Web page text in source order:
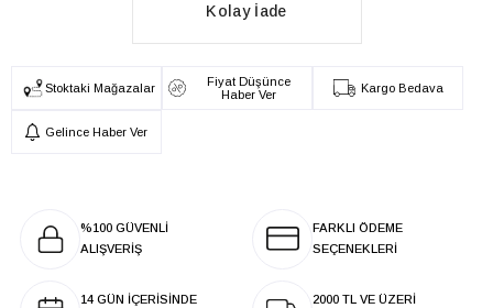
Kolay İade
Stoktaki Mağazalar
Fiyat Düşünce
Haber Ver
Kargo Bedava
Gelince Haber Ver
%100 GÜVENLİ
ALIŞVERİŞ
FARKLI ÖDEME
SEÇENEKLERİ
14 GÜN İÇERİSİNDE
2000 TL VE ÜZERİ